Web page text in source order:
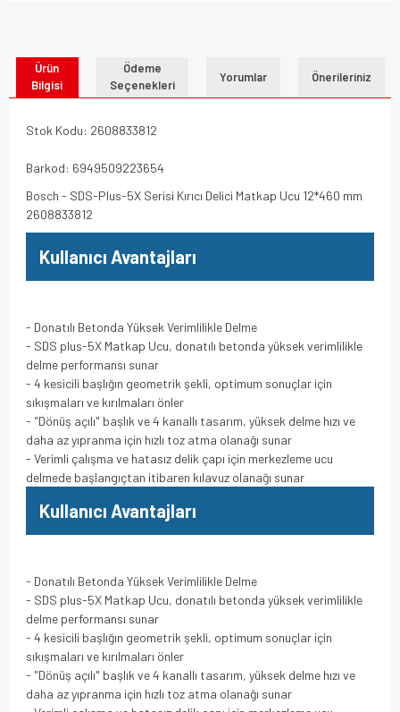
Ürün
Bilgisi
Ödeme
Seçenekleri
Yorumlar Önerileriniz
Stok Kodu: 2608833812
Barkod: 6949509223654
Bosch - SDS-Plus-5X Serisi Kırıcı Delici Matkap Ucu 12*460 mm
2608833812
Kullanıcı Avantajları
- Donatılı Betonda Yüksek Verimlilikle Delme
- SDS plus-5X Matkap Ucu, donatılı betonda yüksek verimlilikle
delme performansı sunar
- 4 kesicili başlığın geometrik şekli, optimum sonuçlar için
sıkışmaları ve kırılmaları önler
- "Dönüş açılı" başlık ve 4 kanallı tasarım, yüksek delme hızı ve
daha az yıpranma için hızlı toz atma olanağı sunar
- Verimli çalışma ve hatasız delik çapı için merkezleme ucu
delmede başlangıçtan itibaren kılavuz olanağı sunar
Kullanıcı Avantajları
- Donatılı Betonda Yüksek Verimlilikle Delme
- SDS plus-5X Matkap Ucu, donatılı betonda yüksek verimlilikle
delme performansı sunar
- 4 kesicili başlığın geometrik şekli, optimum sonuçlar için
sıkışmaları ve kırılmaları önler
- "Dönüş açılı" başlık ve 4 kanallı tasarım, yüksek delme hızı ve
daha az yıpranma için hızlı toz atma olanağı sunar